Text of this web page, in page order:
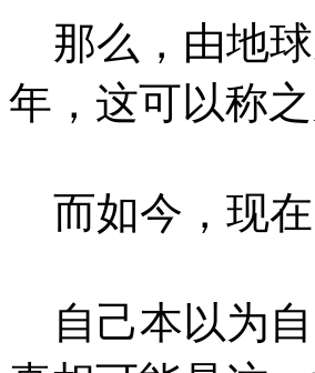
那么，由地球
年，这可以称
而如今，现在
自己本以为自